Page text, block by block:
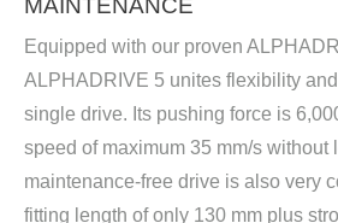
MAINTENANCE
Equipped with our proven
ALPHADRIVE 5 unites flexibility
single drive. Its pushing force is
speed of maximum 35 mm/s without
maintenance-free drive is also very
fitting length of only 130 mm plus